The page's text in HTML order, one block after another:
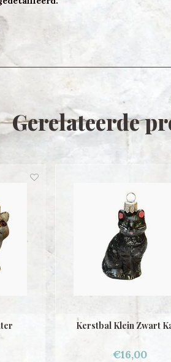
Gerelateerde
Kerstbal Klein Zwart
€16,00